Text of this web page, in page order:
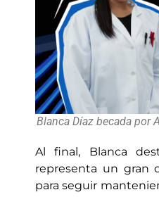
Blanca Díaz becada por
Al final, Blanca
representa un gran
para seguir